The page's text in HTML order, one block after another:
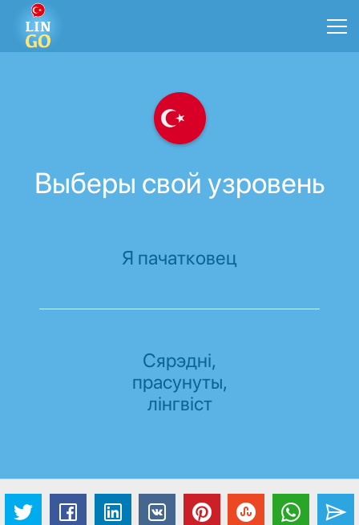
Выберы свой узровень
Я пачатковец
Сярэдні,
прасунуты,
лінгвіст